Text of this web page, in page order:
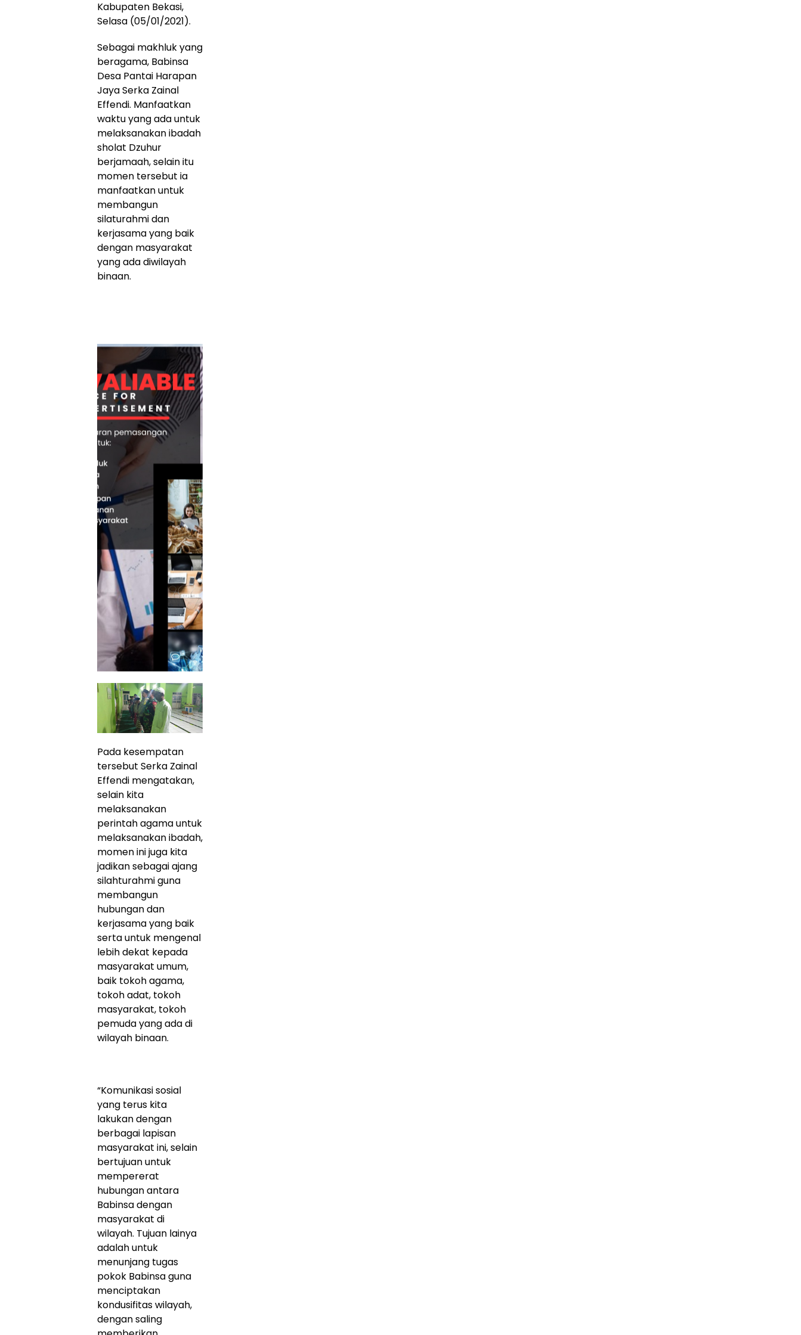
Kabupaten Bekasi,
Selasa (05/01/2021).
Sebagai makhluk yang
beragama, Babinsa
Desa Pantai Harapan
Jaya Serka Zainal
Effendi. Manfaatkan
waktu yang ada untuk
melaksanakan ibadah
sholat Dzuhur
berjamaah, selain itu
momen tersebut ia
manfaatkan untuk
membangun
silaturahmi dan
kerjasama yang baik
dengan masyarakat
yang ada diwilayah
binaan.
Pada kesempatan
tersebut Serka Zainal
Effendi mengatakan,
selain kita
melaksanakan
perintah agama untuk
melaksanakan ibadah,
momen ini juga kita
jadikan sebagai ajang
silahturahmi guna
membangun
hubungan dan
kerjasama yang baik
serta untuk mengenal
lebih dekat kepada
masyarakat umum,
baik tokoh agama,
tokoh adat, tokoh
masyarakat, tokoh
pemuda yang ada di
wilayah binaan.
“Komunikasi sosial
yang terus kita
lakukan dengan
berbagai lapisan
masyarakat ini, selain
bertujuan untuk
mempererat
hubungan antara
Babinsa dengan
masyarakat di
wilayah. Tujuan lainya
adalah untuk
menunjang tugas
pokok Babinsa guna
menciptakan
kondusifitas wilayah,
dengan saling